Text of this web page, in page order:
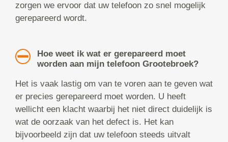
zorgen we ervoor dat uw telefoon zo snel mogelijk
gerepareerd wordt.
Hoe weet ik wat er gerepareerd moet
worden aan mijn telefoon Grootebroek?
Het is vaak lastig om van te voren aan te geven wat
er precies gerepareerd moet worden. U heeft
wellicht een klacht waarbij het niet direct duidelijk is
wat de oorzaak van het defect is. Het kan
bijvoorbeeld zijn dat uw telefoon steeds uitvalt